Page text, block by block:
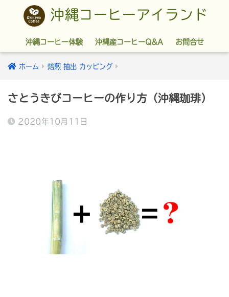
沖縄コーヒーアイランド
沖縄コーヒー体験 沖縄産コーヒーQ&A お問合せ
ホーム 焙煎 抽出 カッピング
さとうきびコーヒーの作り方（沖縄珈琲）
2020年10月11日